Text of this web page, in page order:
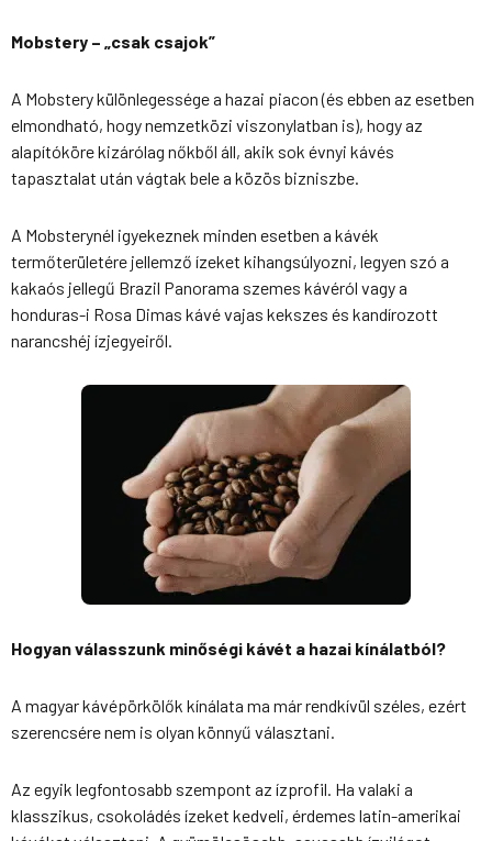
Mobstery – „csak csajok”
A Mobstery különlegessége a hazai piacon (és ebben az esetben
elmondható, hogy nemzetközi viszonylatban is), hogy az
alapítóköre kizárólag nőkből áll, akik sok évnyi kávés
tapasztalat után vágtak bele a közös bizniszbe.
A Mobsterynél igyekeznek minden esetben a kávék
termőterületére jellemző ízeket kihangsúlyozni, legyen szó a
kakaós jellegű Brazil Panorama szemes kávéról vagy a
honduras-i Rosa Dimas kávé vajas kekszes és kandírozott
narancshéj ízjegyeiről.
Hogyan válasszunk minőségi kávét a hazai kínálatból?
A magyar kávépörkölők kínálata ma már rendkívül széles, ezért
szerencsére nem is olyan könnyű választani.
Az egyik legfontosabb szempont az ízprofil. Ha valaki a
klasszikus, csokoládés ízeket kedveli, érdemes latin-amerikai